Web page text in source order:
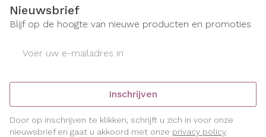
Nieuwsbrief
Blijf op de hoogte van nieuwe producten en promoties
Inschrijven
Door op inschrijven te klikken, schrijft u zich in voor onze
nieuwsbrief en gaat u akkoord met onze privacy policy.